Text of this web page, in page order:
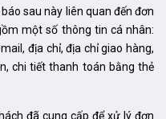
sau này liên quan đến đơn
một số thông tin cá nhân:
địa chỉ, địa chỉ giao hàng,
chi tiết thanh toán bằng thẻ
đã cung cấp để xử lý đơn